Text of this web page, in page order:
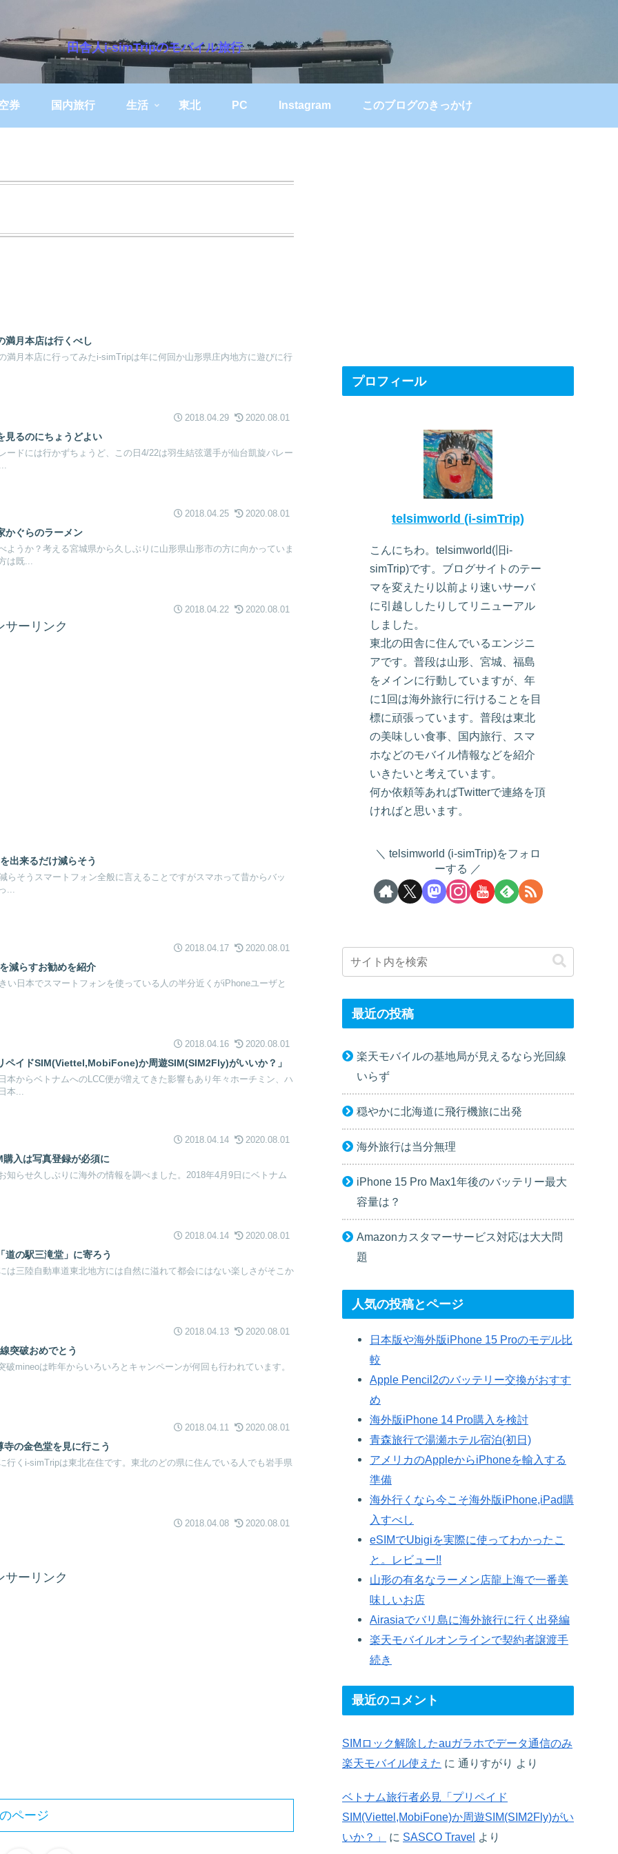
田舎人i-simTripのモバイル旅行
券 国内旅行 生活 東北 PC Instagram このブログのきっかけ
満月本店は行くべし
満月本店に行ってみたi-simTripは年に何回か山形県庄内地方に遊びに行
2018.04.29 2020.08.01
見るのにちょうどよい
ードには行かずちょうど、この日4/22は羽生結弦選手が仙台凱旋パレー
2018.04.25 2020.08.01
かぐらのラーメン
ようか？考える宮城県から久しぶりに山形県山形市の方に向かっていま
は既...
2018.04.22 2020.08.01
サーリンク
出来るだけ減らそう
らそうスマートフォン全般に言えることですがスマホって昔からバッ
...
2018.04.17 2020.08.01
減らすお勧めを紹介
い日本でスマートフォンを使っている人の半分近くがiPhoneユーザと
2018.04.16 2020.08.01
ペイドSIM(Viettel,MobiFone)か周遊SIM(SIM2Fly)がいいか？」
本からベトナムへのLCC便が増えてきた影響もあり年々ホーチミン、ハ
本...
2018.04.14 2020.08.01
入は写真登録が必須に
知らせ久しぶりに海外の情報を調べました。2018年4月9日にベトナム
2018.04.14 2020.08.01
道の駅三滝堂」に寄ろう
は三陸自動車道東北地方には自然に溢れて都会にはない楽しさがそこか
2018.04.13 2020.08.01
突破おめでとう
破mineoは昨年からいろいろとキャンペーンが何回も行われています。
2018.04.11 2020.08.01
の金色堂を見に行こう
行くi-simTripは東北在住です。東北のどの県に住んでいる人でも岩手県
2018.04.08 2020.08.01
サーリンク
ページ
プロフィール
telsimworld (i-simTrip)
こんにちわ。telsimworld(旧i-
simTrip)です。ブログサイトのテー
マを変えたり以前より速いサーバ
に引越ししたりしてリニューアル
しました。
東北の田舎に住んでいるエンジニ
アです。普段は山形、宮城、福島
をメインに行動していますが、年
に1回は海外旅行に行けることを目
標に頑張っています。普段は東北
の美味しい食事、国内旅行、スマ
ホなどのモバイル情報などを紹介
いきたいと考えています。
何か依頼等あればTwitterで連絡を頂
ければと思います。
telsimworld (i-simTrip)をフォロ
ーする
最近の投稿
楽天モバイルの基地局が見えるなら光回線
いらず
穏やかに北海道に飛行機旅に出発
海外旅行は当分無理
iPhone 15 Pro Max1年後のバッテリー最大
容量は？
Amazonカスタマーサービス対応は大大問
題
人気の投稿とページ
日本版や海外版iPhone 15 Proのモデル比
較
Apple Pencil2のバッテリー交換がおすす
め
海外版iPhone 14 Pro購入を検討
青森旅行で湯瀬ホテル宿泊(初日)
アメリカのAppleからiPhoneを輸入する
準備
海外行くなら今こそ海外版iPhone,iPad購
入すべし
eSIMでUbigiを実際に使ってわかったこ
と。レビュー!!
山形の有名なラーメン店龍上海で一番美
味しいお店
Airasiaでバリ島に海外旅行に行く出発編
楽天モバイルオンラインで契約者譲渡手
続き
最近のコメント
SIMロック解除したauガラホでデータ通信のみ
楽天モバイル使えた に 通りすがり より
ベトナム旅行者必見「プリペイド
SIM(Viettel,MobiFone)か周遊SIM(SIM2Fly)がい
いか？」
に SASCO Travel より